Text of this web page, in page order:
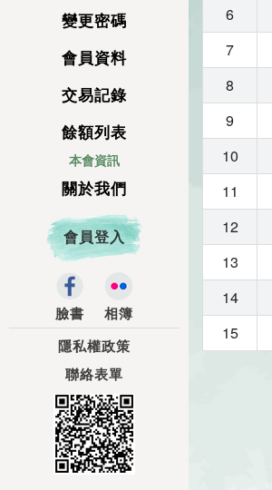
變更密碼
會員資料
交易記錄
餘額列表
本會資訊
關於我們
會員登入
臉書 相簿
隱私權政策
聯絡表單
6
7
8
9
10
11
12
13
14
15